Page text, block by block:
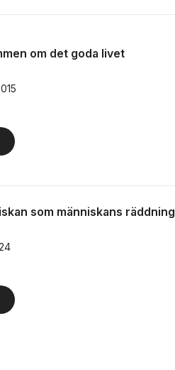
om det goda livet
antal röster:
som människans räddning
antal röster: